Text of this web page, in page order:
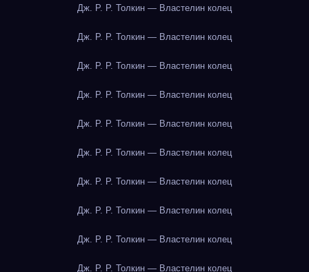
Дж. Р. Р. Толкин — Властелин колец
Дж. Р. Р. Толкин — Властелин колец
Дж. Р. Р. Толкин — Властелин колец
Дж. Р. Р. Толкин — Властелин колец
Дж. Р. Р. Толкин — Властелин колец
Дж. Р. Р. Толкин — Властелин колец
Дж. Р. Р. Толкин — Властелин колец
Дж. Р. Р. Толкин — Властелин колец
Дж. Р. Р. Толкин — Властелин колец
Дж. Р. Р. Толкин — Властелин колец